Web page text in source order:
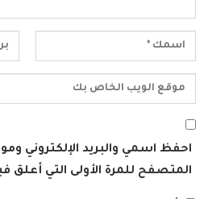
احفظ اسمي والبريد الإلكتروني
المتصفح للمرة الأولى التي أعلق